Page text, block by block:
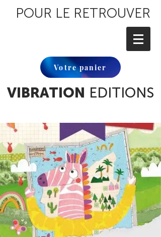
POUR LE RETROUVER
Votre panier
VIBRATION EDITIONS